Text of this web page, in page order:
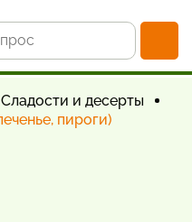
Сладости и десерты
пироги)